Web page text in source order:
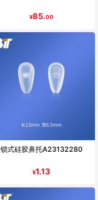
¥85.00
锁式硅胶鼻托A23132280
¥1.13